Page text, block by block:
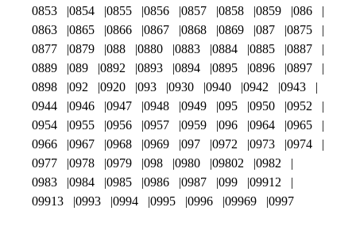
0853
0854 0855 0856 0857 0858 0859
086
0863
0865 0866 0867 0868 0869 087
0875
0877
0879 088 0880 0883 0884 0885
0887
0889
089 0892 0893 0894 0895 0896
0897
0898
092 0920 093 0930 0940 0942
0943
0944
0946 0947 0948 0949 095 0950
0952
0954
0955 0956 0957 0959 096 0964
0965
0966
0967 0968 0969 097 0972 0973
0974
0977
0978 0979 098 0980 09802
0982
0983
0984 0985 0986 0987 099
09912
09913
0993 0994 0995 0996 09969 0997